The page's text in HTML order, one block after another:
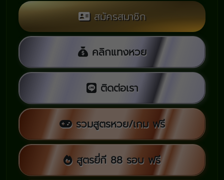
สมัครสมาชิก
คลิกแทงหวย
ติดต่อเรา
รวมสูตรหวย/เกม ฟรี
สูตรยี่กี 88 รอบ ฟรี